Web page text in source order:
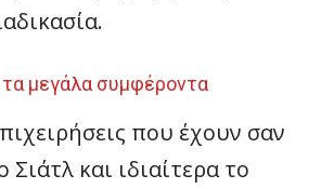
μεγάλα συμφέροντα
που έχουν σαν
και ιδιαίτερα το